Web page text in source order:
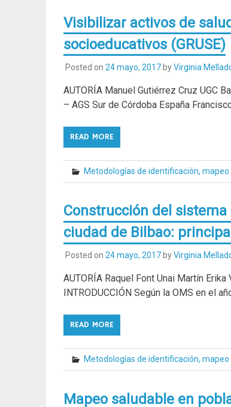
Visibilizar activos de
socioeducativos (GRUSE)
Posted on 24 mayo, 2017byVirginia
AUTORÍA Manuel Gutiérrez Cruz UGC
– AGS Sur de Córdoba España
READ MORE
Metodologías de identificación, mapeo
Construcción del
ciudad de Bilbao:
Posted on 24 mayo, 2017byVirginia
AUTORÍA Raquel Font Unai Martín
INTRODUCCIÓN Según la OMS en el
READ MORE
Metodologías de identificación, mapeo
Mapeo saludable en